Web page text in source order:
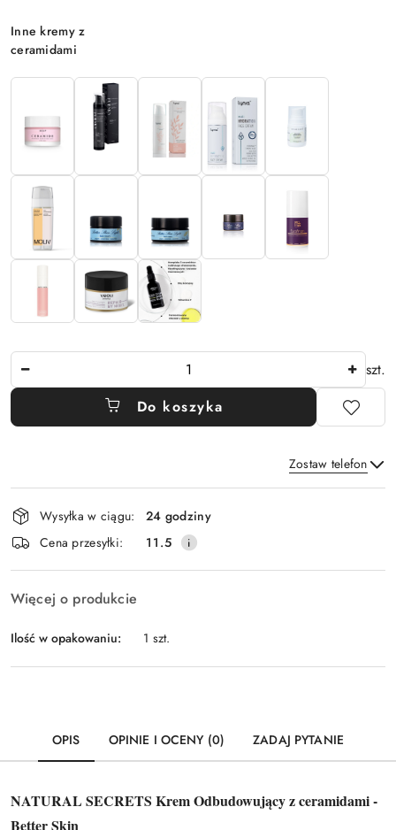
Wariant
Inne kremy z
ceramidami
szt.
Do koszyka
Zostaw telefon
Wyślij
Dostępność
i
dostawa
Wysyłka w ciągu:
24 godziny
Cena przesyłki:
11.5
Więcej o produkcie
Ilość w opakowaniu: 1 szt.
OPIS OPINIE I OCENY (0) ZADAJ PYTANIE
NATURAL SECRETS Krem Odbudowujący z ceramidami -
Better Skin